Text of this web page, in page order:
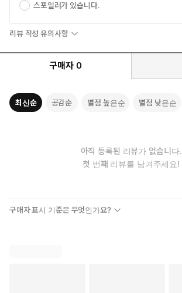
스포일러가 있습니다.
리뷰 작성 유의사항
구매자 0
최신순 공감순 별점 높은순 별점 낮은순
아직 등록된 리뷰가 없습니다.
첫 번째 리뷰를 남겨주세요!
구매자 표시 기준은 무엇인가요?